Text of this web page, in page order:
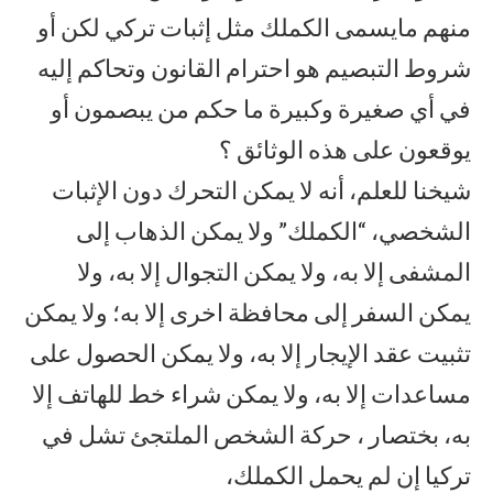
منهم مايسمى الكملك مثل إثبات تركي لكن أو
شروط التبصيم هو احترام القانون وتحاكم إليه
في أي صغيرة وكبيرة ما حكم من يبصمون أو
يوقعون على هذه الوثائق ؟
شيخنا للعلم، أنه لا يمكن التحرك دون الإثبات
الشخصي، “الكملك” ولا يمكن الذهاب إلى
المشفى إلا به، ولا يمكن التجوال إلا به، ولا
يمكن السفر إلى محافظة اخرى إلا به؛ ولا يمكن
تثبيت عقد الإيجار إلا به، ولا يمكن الحصول على
مساعدات إلا به، ولا يمكن شراء خط للهاتف إلا
به، بختصار ، حركة الشخص الملتجئ تشل في
تركيا إن لم يحمل الكملك،